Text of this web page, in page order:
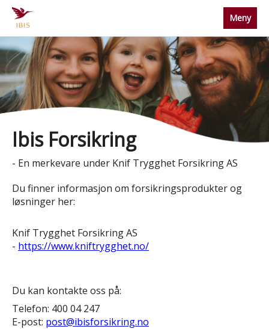
Meny
Ibis Forsikring
- En merkevare under Knif Trygghet Forsikring AS
Du finner informasjon om forsikringsprodukter og
løsninger her:
Knif Trygghet Forsikring AS
- https://www.kniftrygghet.no/
Du kan kontakte oss på:
Telefon: 400 04 247
E-post: post@ibisforsikring.no